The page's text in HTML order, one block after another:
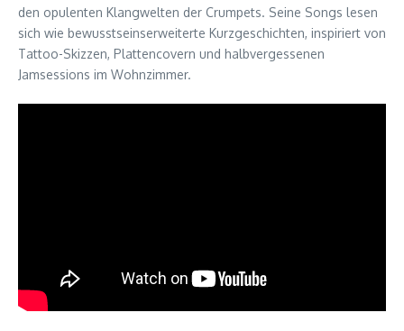
den opulenten Klangwelten der Crumpets. Seine Songs lesen
sich wie bewusstseinserweiterte Kurzgeschichten, inspiriert von
Tattoo-Skizzen, Plattencovern und halbvergessenen
Jamsessions im Wohnzimmer.